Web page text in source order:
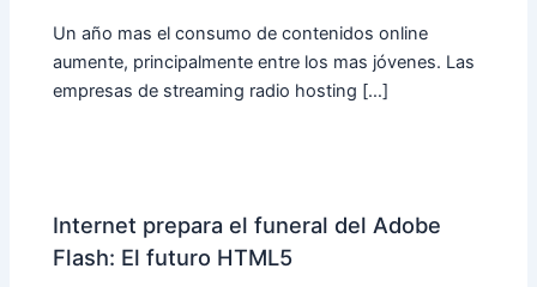
Un año mas el consumo de contenidos online
aumente, principalmente entre los mas jóvenes. Las
empresas de streaming radio hosting […]
Internet prepara el funeral del Adobe
Flash: El futuro HTML5